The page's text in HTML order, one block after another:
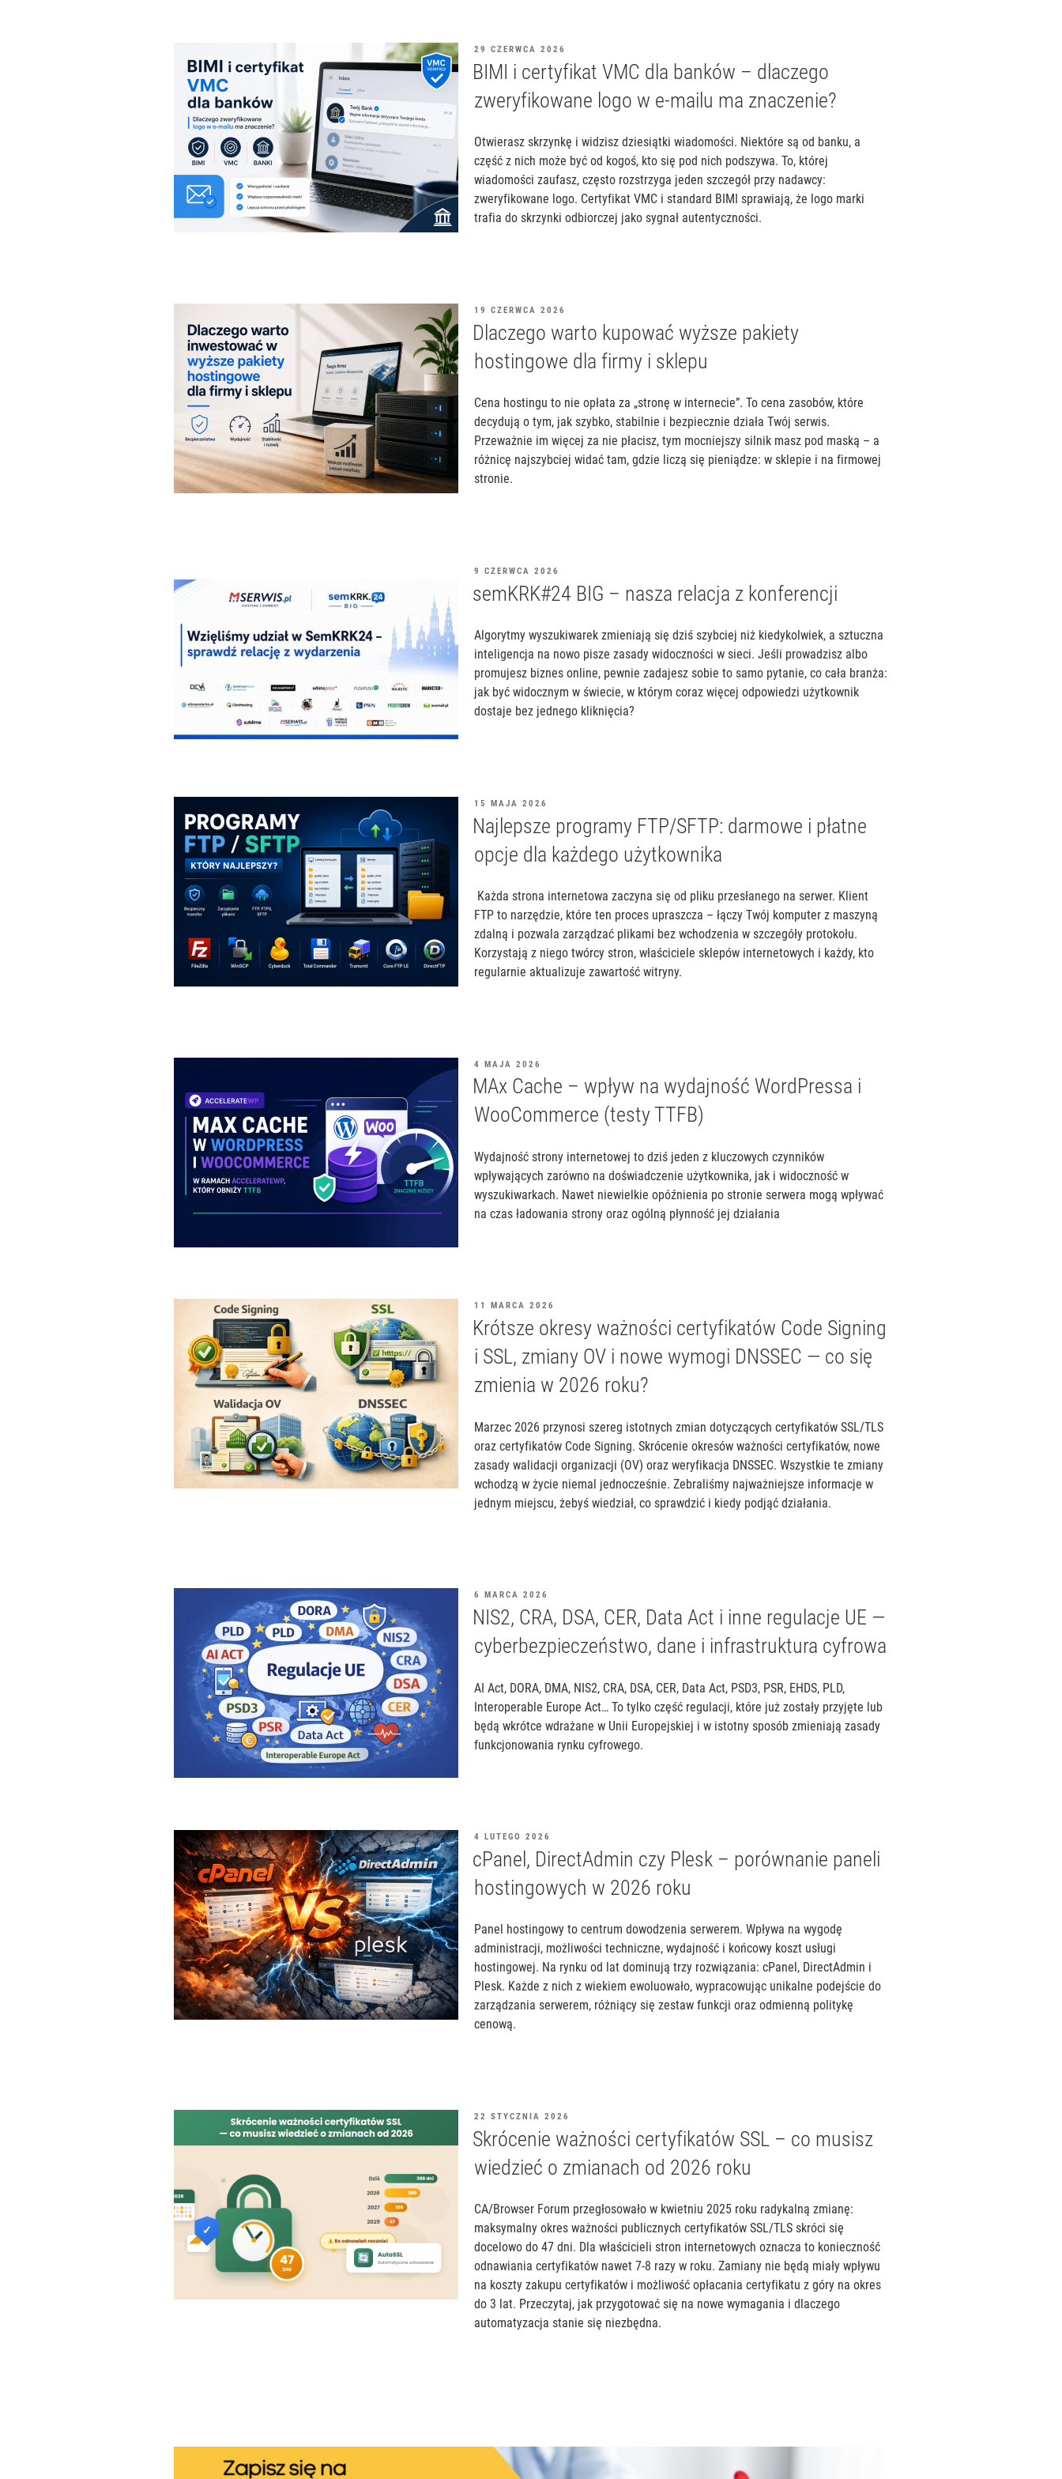
OPUBLIKOWANE
29 CZERWCA 2026
BIMI i certyfikat VMC dla banków – dlaczego
zweryfikowane logo w e-mailu ma znaczenie?
Otwierasz skrzynkę i widzisz dziesiątki wiadomości. Niektóre są od banku, a
część z nich może być od kogoś, kto się pod nich podszywa. To, której
wiadomości zaufasz, często rozstrzyga jeden szczegół przy nadawcy:
zweryfikowane logo. Certyfikat VMC i standard BIMI sprawiają, że logo marki
trafia do skrzynki odbiorczej jako sygnał autentyczności.
OPUBLIKOWANE
19 CZERWCA 2026
Dlaczego warto kupować wyższe pakiety
hostingowe dla firmy i sklepu
Cena hostingu to nie opłata za „stronę w internecie”. To cena zasobów, które
decydują o tym, jak szybko, stabilnie i bezpiecznie działa Twój serwis.
Przeważnie im więcej za nie płacisz, tym mocniejszy silnik masz pod maską – a
różnicę najszybciej widać tam, gdzie liczą się pieniądze: w sklepie i na firmowej
stronie.
OPUBLIKOWANE
9 CZERWCA 2026
semKRK#24 BIG – nasza relacja z konferencji
Algorytmy wyszukiwarek zmieniają się dziś szybciej niż kiedykolwiek, a sztuczna
inteligencja na nowo pisze zasady widoczności w sieci. Jeśli prowadzisz albo
promujesz biznes online, pewnie zadajesz sobie to samo pytanie, co cała branża:
jak być widocznym w świecie, w którym coraz więcej odpowiedzi użytkownik
dostaje bez jednego kliknięcia?
OPUBLIKOWANE
15 MAJA 2026
Najlepsze programy FTP/SFTP: darmowe i płatne
opcje dla każdego użytkownika
Każda strona internetowa zaczyna się od pliku przesłanego na serwer. Klient
FTP to narzędzie, które ten proces upraszcza – łączy Twój komputer z maszyną
zdalną i pozwala zarządzać plikami bez wchodzenia w szczegóły protokołu.
Korzystają z niego twórcy stron, właściciele sklepów internetowych i każdy, kto
regularnie aktualizuje zawartość witryny.
OPUBLIKOWANE
4 MAJA 2026
MAx Cache – wpływ na wydajność WordPressa i
WooCommerce (testy TTFB)
Wydajność strony internetowej to dziś jeden z kluczowych czynników
wpływających zarówno na doświadczenie użytkownika, jak i widoczność w
wyszukiwarkach. Nawet niewielkie opóźnienia po stronie serwera mogą wpływać
na czas ładowania strony oraz ogólną płynność jej działania
OPUBLIKOWANE
11 MARCA 2026
Krótsze okresy ważności certyfikatów Code Signing
i SSL, zmiany OV i nowe wymogi DNSSEC — co się
zmienia w 2026 roku?
Marzec 2026 przynosi szereg istotnych zmian dotyczących certyfikatów SSL/TLS
oraz certyfikatów Code Signing. Skrócenie okresów ważności certyfikatów, nowe
zasady walidacji organizacji (OV) oraz weryfikacja DNSSEC. Wszystkie te zmiany
wchodzą w życie niemal jednocześnie. Zebraliśmy najważniejsze informacje w
jednym miejscu, żebyś wiedział, co sprawdzić i kiedy podjąć działania.
OPUBLIKOWANE
6 MARCA 2026
NIS2, CRA, DSA, CER, Data Act i inne regulacje UE —
cyberbezpieczeństwo, dane i infrastruktura cyfrowa
AI Act, DORA, DMA, NIS2, CRA, DSA, CER, Data Act, PSD3, PSR, EHDS, PLD,
Interoperable Europe Act… To tylko część regulacji, które już zostały przyjęte lub
będą wkrótce wdrażane w Unii Europejskiej i w istotny sposób zmieniają zasady
funkcjonowania rynku cyfrowego.
OPUBLIKOWANE
4 LUTEGO 2026
cPanel, DirectAdmin czy Plesk – porównanie paneli
hostingowych w 2026 roku
Panel hostingowy to centrum dowodzenia serwerem. Wpływa na wygodę
administracji, możliwości techniczne, wydajność i końcowy koszt usługi
hostingowej. Na rynku od lat dominują trzy rozwiązania: cPanel, DirectAdmin i
Plesk. Każde z nich z wiekiem ewoluowało, wypracowując unikalne podejście do
zarządzania serwerem, różniący się zestaw funkcji oraz odmienną politykę
cenową.
OPUBLIKOWANE
22 STYCZNIA 2026
Skrócenie ważności certyfikatów SSL – co musisz
wiedzieć o zmianach od 2026 roku
CA/Browser Forum przegłosowało w kwietniu 2025 roku radykalną zmianę:
maksymalny okres ważności publicznych certyfikatów SSL/TLS skróci się
docelowo do 47 dni. Dla właścicieli stron internetowych oznacza to konieczność
odnawiania certyfikatów nawet 7-8 razy w roku. Zamiany nie będą miały wpływu
na koszty zakupu certyfikatów i możliwość opłacania certyfikatu z góry na okres
do 3 lat. Przeczytaj, jak przygotować się na nowe wymagania i dlaczego
automatyzacja stanie się niezbędna.